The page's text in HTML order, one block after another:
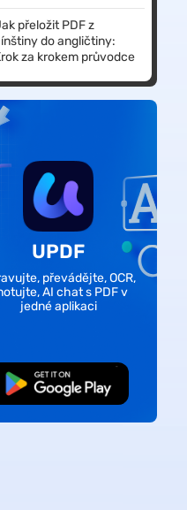
přeložit PDF z
do angličtiny:
za krokem průvodce
UPDF
převádějte, OCR,
AI chat s PDF v
jedné aplikaci
Bezplatné stažení